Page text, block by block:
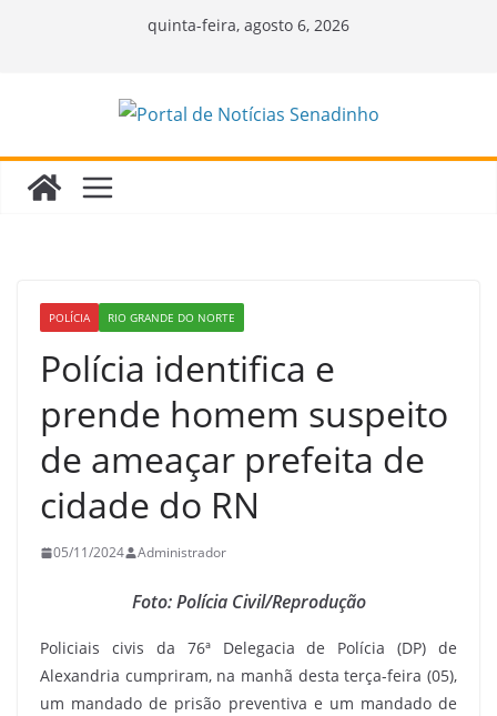
quinta-feira, agosto 6, 2026
POLÍCIA RIO GRANDE DO NORTE
Polícia identifica e
prende homem suspeito
de ameaçar prefeita de
cidade do RN
05/11/2024 Administrador
Foto: Polícia Civil/Reprodução
Policiais civis da 76ª Delegacia de Polícia (DP) de
Alexandria cumpriram, na manhã desta terça-feira (05),
um mandado de prisão preventiva e um mandado de